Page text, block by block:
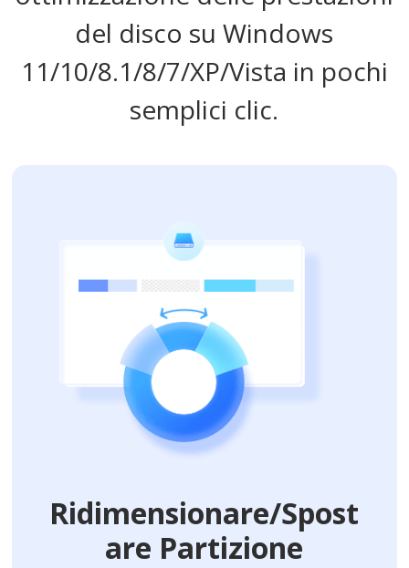
del disco su Windows
11/10/8.1/8/7/XP/Vista in pochi
semplici clic.
Ridimensionare/Spost
are Partizione